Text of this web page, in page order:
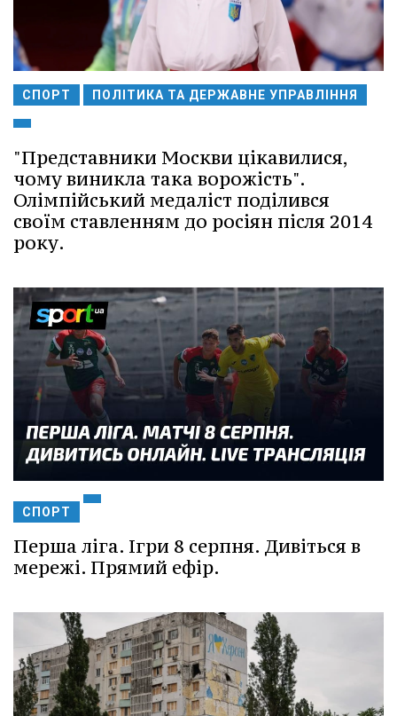
СПОРТ ПОЛІТИКА ТА ДЕРЖАВНЕ УПРАВЛІННЯ
"Представники Москви цікавилися,
чому виникла така ворожість".
Олімпійський медаліст поділився
своїм ставленням до росіян після 2014
року.
СПОРТ
Перша ліга. Ігри 8 серпня. Дивіться в
мережі. Прямий ефір.